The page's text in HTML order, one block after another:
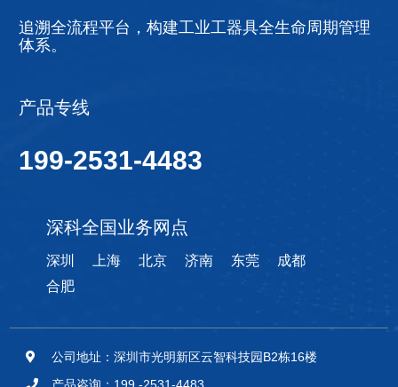
追溯全流程平台，构建工业工器具全生命周期管理
体系。
产品专线
199-2531-4483
深科全国业务网点
深圳 上海 北京 济南 东莞
成都
合肥
公司地址：深圳市光明新区云智科技园B2栋16楼